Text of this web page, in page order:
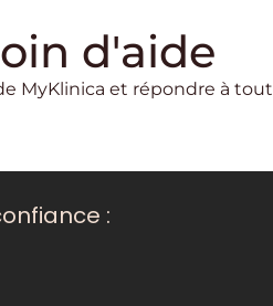
d'aide
MyKlinica et répondre à
: